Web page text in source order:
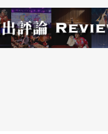
凡，他仍擔任爵士樂
士忌拍廣告，以及出